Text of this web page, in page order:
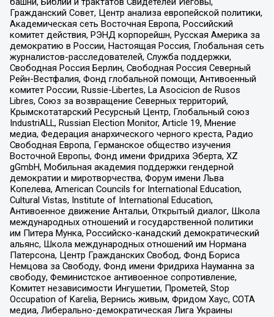
Гражданский Совет, Центр анализа европейской политики,
Академическая сеть Восточная Европа, Российский
комитет действия, РЭНД корпорейшн, Русская Америка за
демократию в России, Настоящая Россия, Глобальная сеть
журналистов-расследователей, Служба поддержки,
Свободная Россия Берлин, Свободная Россия Северный
Рейн-Вестфалия, Фонд глобальной помощи, Антивоенный
комитет России, Russie-Libertes, La Asocicion de Rusos
Libres, Союз за возвращение Северных территорий,
Крымскотатарский Ресурсный Центр, Глобальный союз
IndustriALL, Russian Election Monitor, Article 19, Мнение
медиа, Федерация анархического черного креста, Радио
Свободная Европа, Германское общество изучения
Восточной Европы, Фонд имени Фридриха Эберта, XZ
gGmbH, Мобильная академия поддержки гендерной
демократии и миротворчества, Форум имени Льва
Копелева, American Councils for International Education,
Cultural Vistas, Institute of International Education,
Антивоенное движение Антальи, Открытый диалог, Школа
международных отношений и государственной политики
им Питера Мунка, Российско-канадский демократический
альянс, Школа международных отношений им Нормана
Патерсона, Центр Гражданских Свобод, Фонд Бориса
Немцова за Свободу, Фонд имени Фридриха Науманна за
свободу, Феминистское антивоенное сопротивление,
Комитет независимости Ингушетии, Прометей, Stop
Occupation of Karelia, Вернись живым, Фридом Хаус, СОТА
медиа, Либерально-демократическая Лига Украины